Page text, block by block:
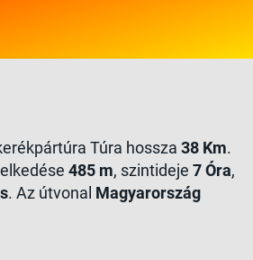
Túra hossza 38 Km.
485 m, szintideje 7 Óra,
. Az útvonal Magyarország